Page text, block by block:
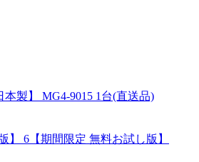
製】 MG4-9015 1台(直送品)
6【期間限定 無料お試し版】